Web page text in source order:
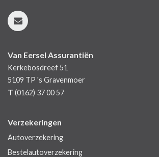
Van Eersel Assurantiën
Kerkebosdreef 51
5109 TP 's Gravenmoer
T (0162) 37 00 57
Verzekeringen
Autoverzekering
Bestelautoverzekering